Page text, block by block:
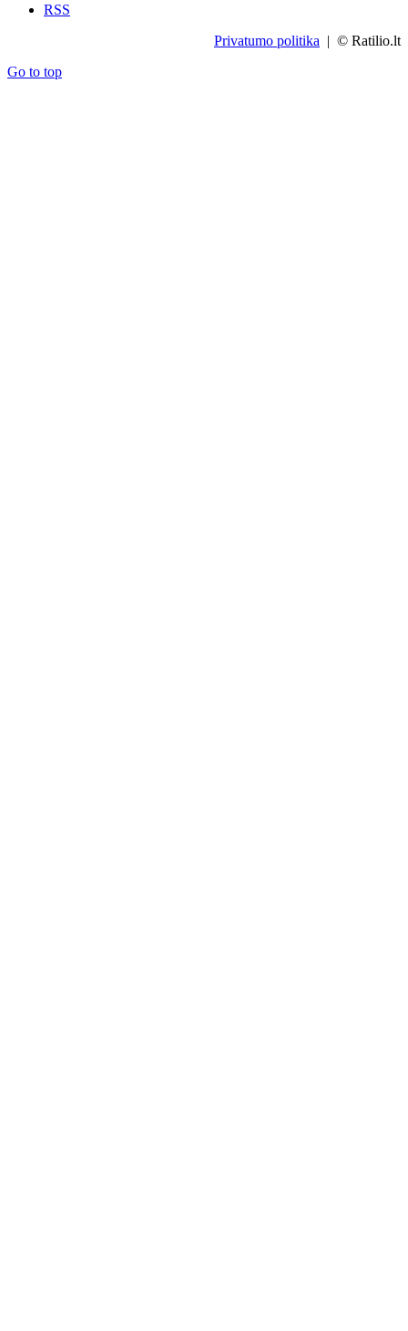
RSS
Privatumo politika | © Ratilio.lt
Go to top